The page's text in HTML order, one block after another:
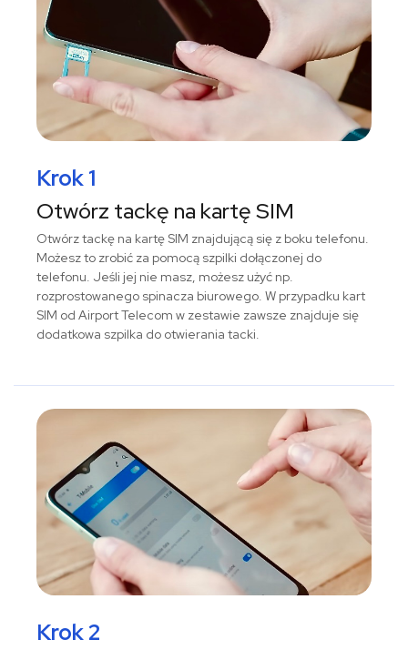
Krok 1
Otwórz tackę na kartę SIM
Otwórz tackę na kartę SIM znajdującą się z boku telefonu.
Możesz to zrobić za pomocą szpilki dołączonej do
telefonu. Jeśli jej nie masz, możesz użyć np.
rozprostowanego spinacza biurowego. W przypadku kart
SIM od Airport Telecom w zestawie zawsze znajduje się
dodatkowa szpilka do otwierania tacki.
Krok 2